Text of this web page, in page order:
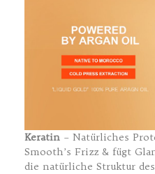
Keratin – Natürliches
Smooth’s Frizz & fügt
die natürliche Struktur